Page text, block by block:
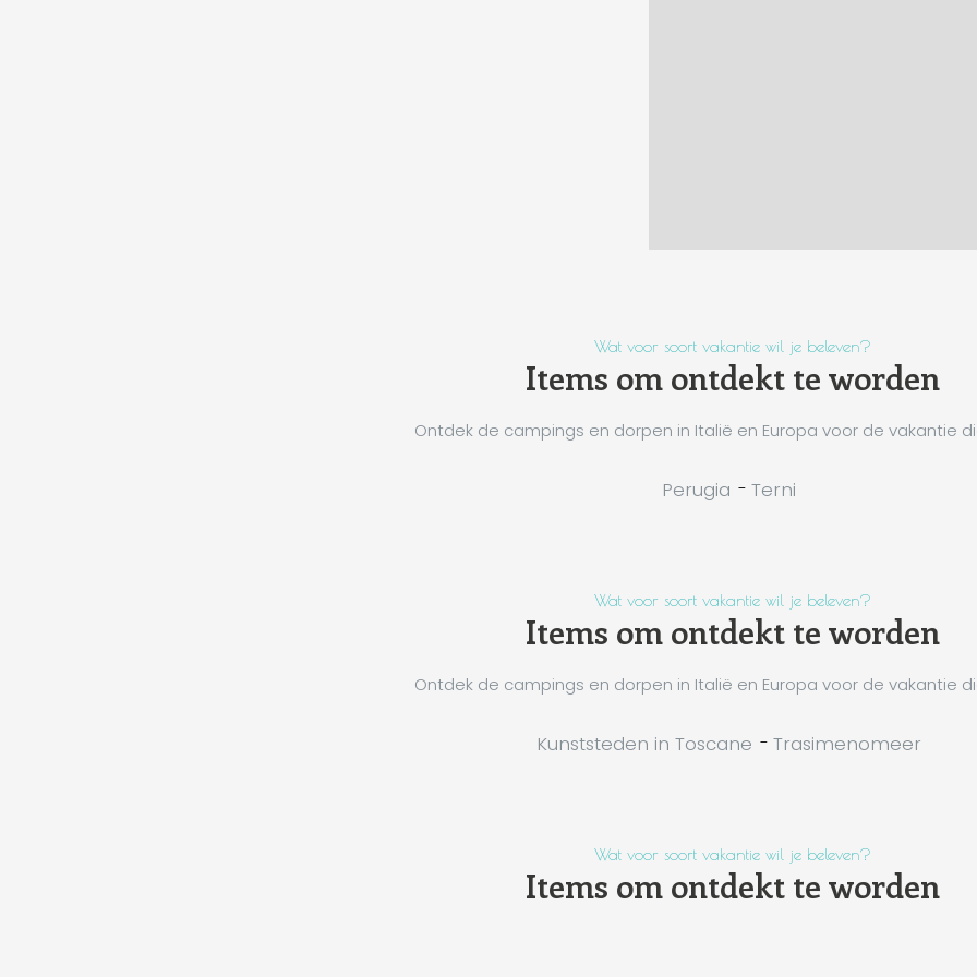
Wat voor soort vakantie wil je beleven?
Items om ontdekt te worden
Ontdek de campings en dorpen in Italië en Europa voor de vakantie
Perugia - Terni
Wat voor soort vakantie wil je beleven?
Items om ontdekt te worden
Ontdek de campings en dorpen in Italië en Europa voor de vakantie
Kunststeden in Toscane - Trasimenomeer
Wat voor soort vakantie wil je beleven?
Items om ontdekt te worden